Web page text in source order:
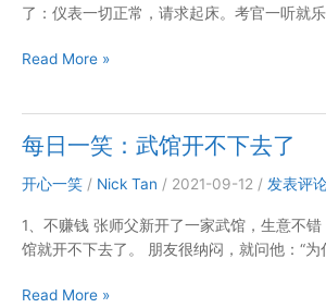
性
差
了：仪表一切正常，请求起床。考官一听就
每
学
车
有
新
样
Read More »
每日一笑：武馆开不下去了
开心一笑 / Nick Tan / 2021-09-12 / 发表评
1、不赚钱 张师父新开了一家武馆，生意不
馆就开不下去了。 朋友很纳闷，就问他：“为
每
Read More »